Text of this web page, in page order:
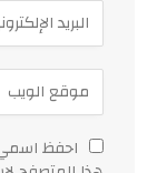
احفظ